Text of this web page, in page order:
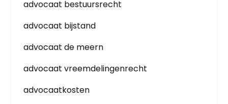
advocaat bestuursrecht
advocaat bijstand
advocaat de meern
advocaat vreemdelingenrecht
advocaatkosten